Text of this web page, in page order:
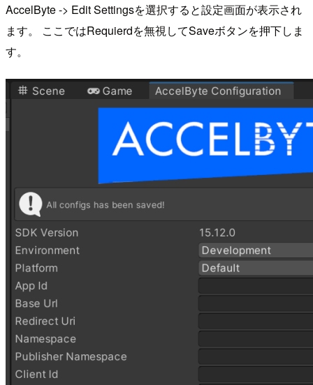
AccelByte -> Edit Settingsを選択すると設定画面が表示され
ます。 ここではRequierdを無視してSaveボタンを押下しま
す。